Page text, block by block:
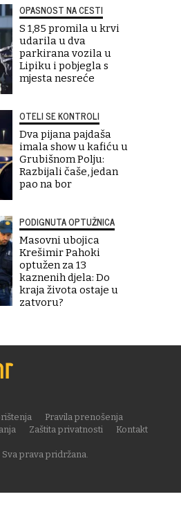
OPASNOST NA CESTI
S 1,85 promila u krvi
udarila u dva
parkirana vozila u
Lipiku i pobjegla s
mjesta nesreće
OTELI SE KONTROLI
Dva pijana pajdaša
imala show u kafiću u
Grubišnom Polju:
Razbijali čaše, jedan
pao na bor
PODIGNUTA OPTUŽNICA
Masovni ubojica
Krešimir Pahoki
optužen za 13
kaznenih djela: Do
kraja života ostaje u
zatvoru?
prava pridržana.
Pravila prenošenja
Zaštita privatnosti
Kontakt